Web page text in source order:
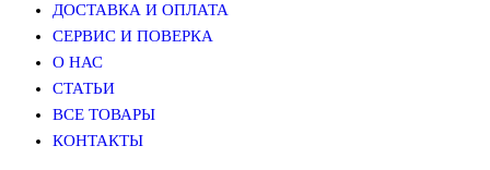
ДОСТАВКА И ОПЛАТА
СЕРВИС И ПОВЕРКА
О НАС
СТАТЬИ
ВСЕ ТОВАРЫ
КОНТАКТЫ